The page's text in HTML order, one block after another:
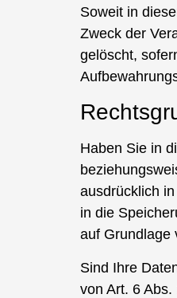
Soweit in
Zweck der
gelöscht,
Haben Sie in
ausdrücklich
in die
auf Grundlage
Sind Ihre
von Art. 6